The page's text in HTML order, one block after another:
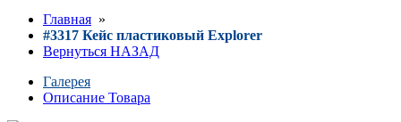
Главная »
#3317 Кейс пластиковый Explorer
Вернуться НАЗАД
Галерея
Описание Товара